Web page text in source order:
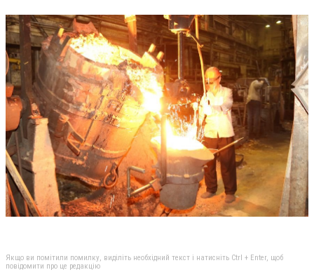
Якщо ви помітили помилку, виділіть необхідний текст і натисніть Ctrl + Enter, щоб
повідомити про це редакцію